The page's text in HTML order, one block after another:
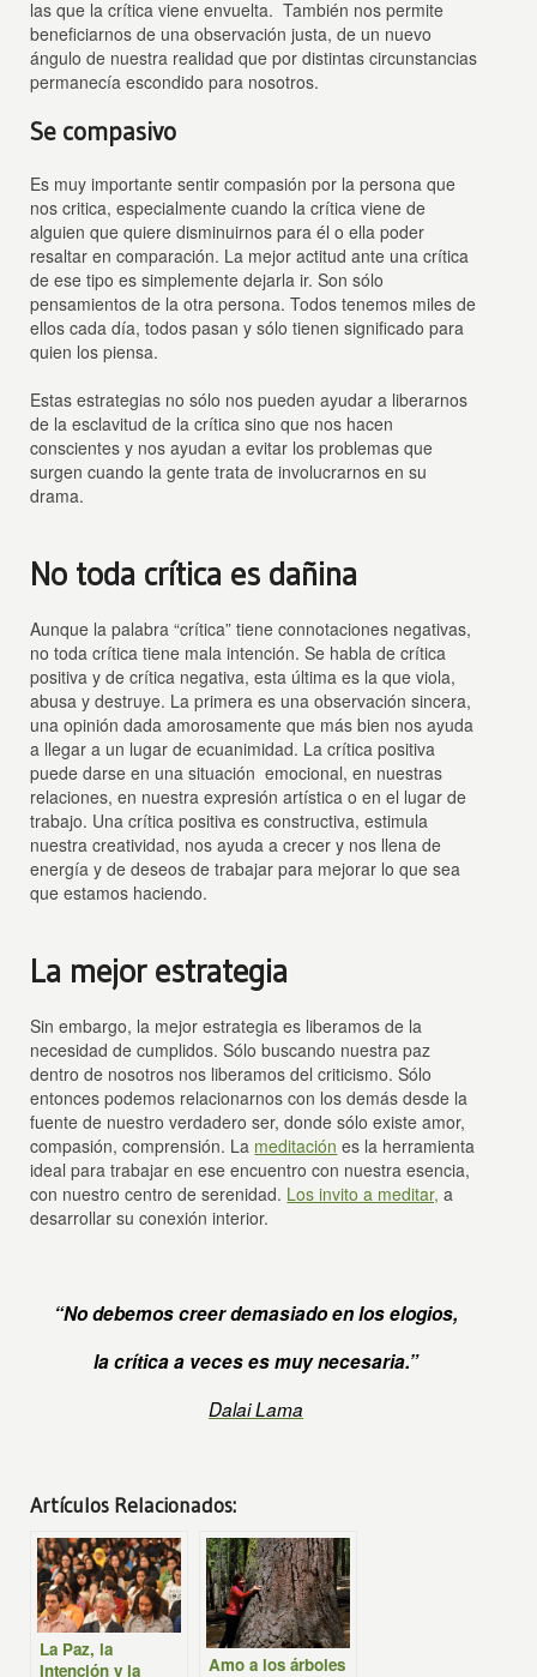
las que la crítica viene envuelta. También nos permite
beneficiarnos de una observación justa, de un nuevo
ángulo de nuestra realidad que por distintas circunstancias
permanecía escondido para nosotros.
Se compasivo
Es muy importante sentir compasión por la persona que
nos critica, especialmente cuando la crítica viene de
alguien que quiere disminuirnos para él o ella poder
resaltar en comparación. La mejor actitud ante una crítica
de ese tipo es simplemente dejarla ir. Son sólo
pensamientos de la otra persona. Todos tenemos miles de
ellos cada día, todos pasan y sólo tienen significado para
quien los piensa.
Estas estrategias no sólo nos pueden ayudar a liberarnos
de la esclavitud de la crítica sino que nos hacen
conscientes y nos ayudan a evitar los problemas que
surgen cuando la gente trata de involucrarnos en su
drama.
No toda crítica es dañina
Aunque la palabra “crítica” tiene connotaciones negativas,
no toda crítica tiene mala intención. Se habla de crítica
positiva y de crítica negativa, esta última es la que viola,
abusa y destruye. La primera es una observación sincera,
una opinión dada amorosamente que más bien nos ayuda
a llegar a un lugar de ecuanimidad. La crítica positiva
puede darse en una situación emocional, en nuestras
relaciones, en nuestra expresión artística o en el lugar de
trabajo. Una crítica positiva es constructiva, estimula
nuestra creatividad, nos ayuda a crecer y nos llena de
energía y de deseos de trabajar para mejorar lo que sea
que estamos haciendo.
La mejor estrategia
Sin embargo, la mejor estrategia es liberamos de la
necesidad de cumplidos. Sólo buscando nuestra paz
dentro de nosotros nos liberamos del criticismo. Sólo
entonces podemos relacionarnos con los demás desde la
fuente de nuestro verdadero ser, donde sólo existe amor,
compasión, comprensión. La meditación es la herramienta
ideal para trabajar en ese encuentro con nuestra esencia,
con nuestro centro de serenidad. Los invito a meditar, a
desarrollar su conexión interior.
“No debemos creer demasiado en los elogios,
la crítica a veces es muy necesaria.”
Dalai Lama
Artículos Relacionados:
La Paz, la
Intención y la
Amo a los árboles